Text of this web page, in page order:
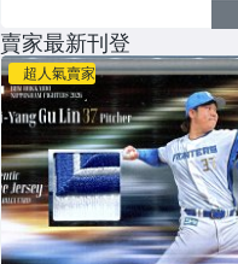
賣家最新刊登
超人氣賣家